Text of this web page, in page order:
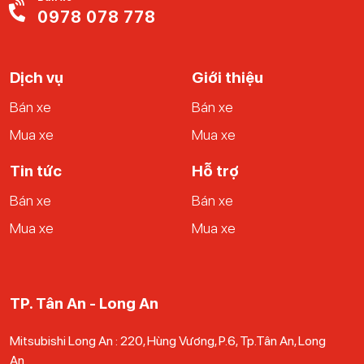
khách có thể liên hệ với Ucar để nhận thêm tư vấn từ nhân
viên nhé.
0978 078 778
Dịch vụ
Bán xe
Mua xe
Giới thiệu
Bán xe
Mua xe
Tin tức
Bán xe
Mua xe
Hỗ trợ
Bán xe
Mua xe
TP. Tân An - Long An
Mitsubishi Long An : 220, Hùng Vương, P.6, Tp.Tân An, Long
An